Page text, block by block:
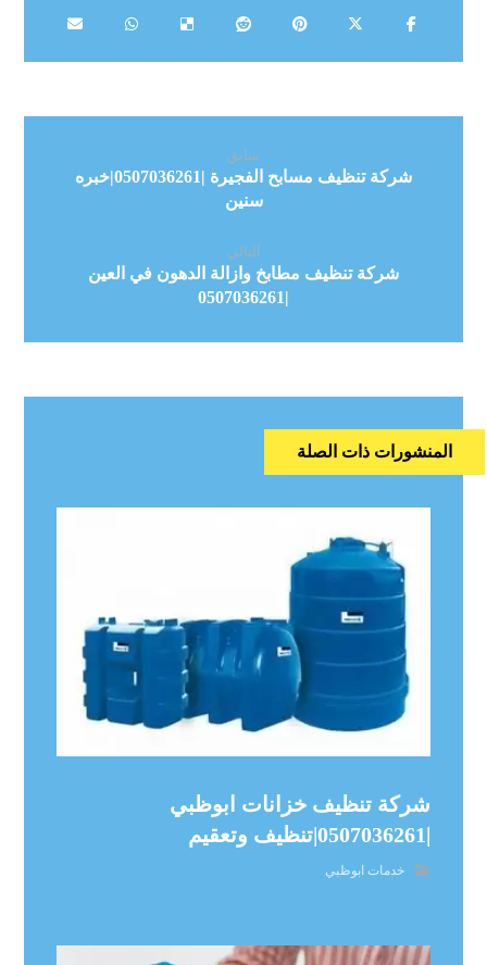
سابق
شركة تنظيف مسابح الفجيرة |0507036261|خبره
سنين
التالي
شركة تنظيف مطابخ وازالة الدهون في العين
|0507036261
المنشورات ذات الصلة
شركة تنظيف خزانات ابوظبي
|0507036261|تنظيف وتعقيم
خدمات ابوظبي